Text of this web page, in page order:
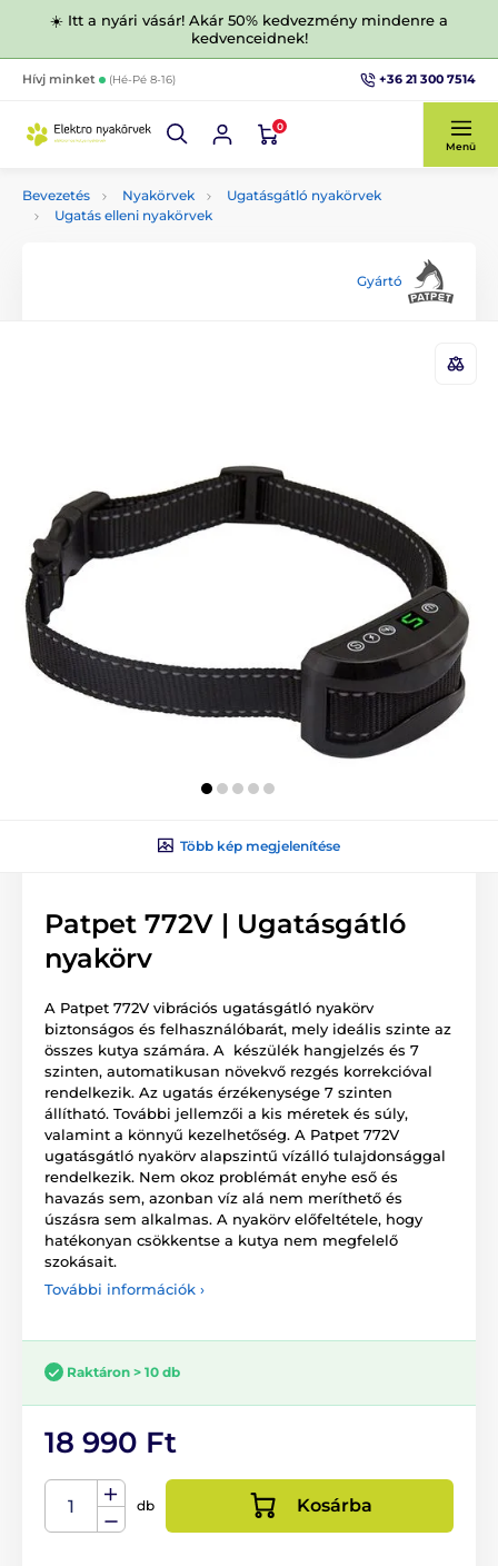
☀️ Itt a nyári vásár! Akár 50% kedvezmény mindenre a
kedvenceidnek!
Hívj minket (Hé-Pé 8-16) +36 21 300 7514
0
Menü
Bevezetés Nyakörvek
Ugatásgátló nyakörvek
Ugatás elleni nyakörvek
Gyártó
Több kép megjelenítése
Patpet 772V | Ugatásgátló
nyakörv
A Patpet 772V vibrációs ugatásgátló nyakörv
biztonságos és felhasználóbarát, mely ideális szinte az
összes kutya számára. A készülék hangjelzés és 7
szinten, automatikusan növekvő rezgés korrekcióval
rendelkezik. Az ugatás érzékenysége 7 szinten
állítható. További jellemzői a kis méretek és súly,
valamint a könnyű kezelhetőség. A Patpet 772V
ugatásgátló nyakörv alapszintű vízálló tulajdonsággal
rendelkezik. Nem okoz problémát enyhe eső és
havazás sem, azonban víz alá nem meríthető és
úszásra sem alkalmas. A nyakörv előfeltétele, hogy
hatékonyan csökkentse a kutya nem megfelelő
szokásait.
További információk ›
Raktáron > 10 db
18 990 Ft
db Kosárba